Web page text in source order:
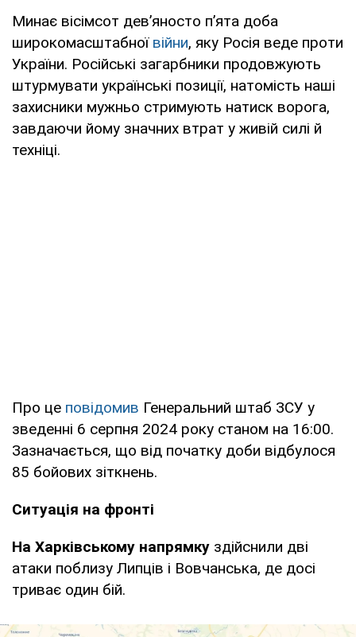
Минає вісімсот дев’яносто п’ята доба
широкомасштабної війни, яку Росія веде проти
України. Російські загарбники продовжують
штурмувати українські позиції, натомість наші
захисники мужньо стримують натиск ворога,
завдаючи йому значних втрат у живій силі й
техніці.
Про це повідомив Генеральний штаб ЗСУ у
зведенні 6 серпня 2024 року станом на 16:00.
Зазначається, що від початку доби відбулося
85 бойових зіткнень.
Ситуація на фронті
На Харківському напрямку здійснили дві
атаки поблизу Липців і Вовчанська, де досі
триває один бій.